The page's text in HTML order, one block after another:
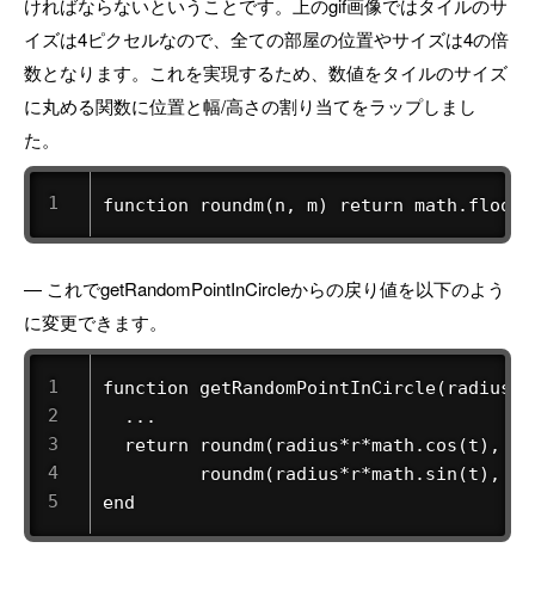
ければならないということです。上のgif画像ではタイルのサ
イズは4ピクセルなので、全ての部屋の位置やサイズは4の倍
数となります。これを実現するため、数値をタイルのサイズ
に丸める関数に位置と幅/高さの割り当てをラップしまし
た。
function roundm(n, m) return
— これでgetRandomPointInCircleからの戻り値を以下のよう
に変更できます。
function getRandomPointInCircle(radius)
  ...
return roundm(radius*r*math.cos(t),
roundm(radius*r*math.sin(t),
end